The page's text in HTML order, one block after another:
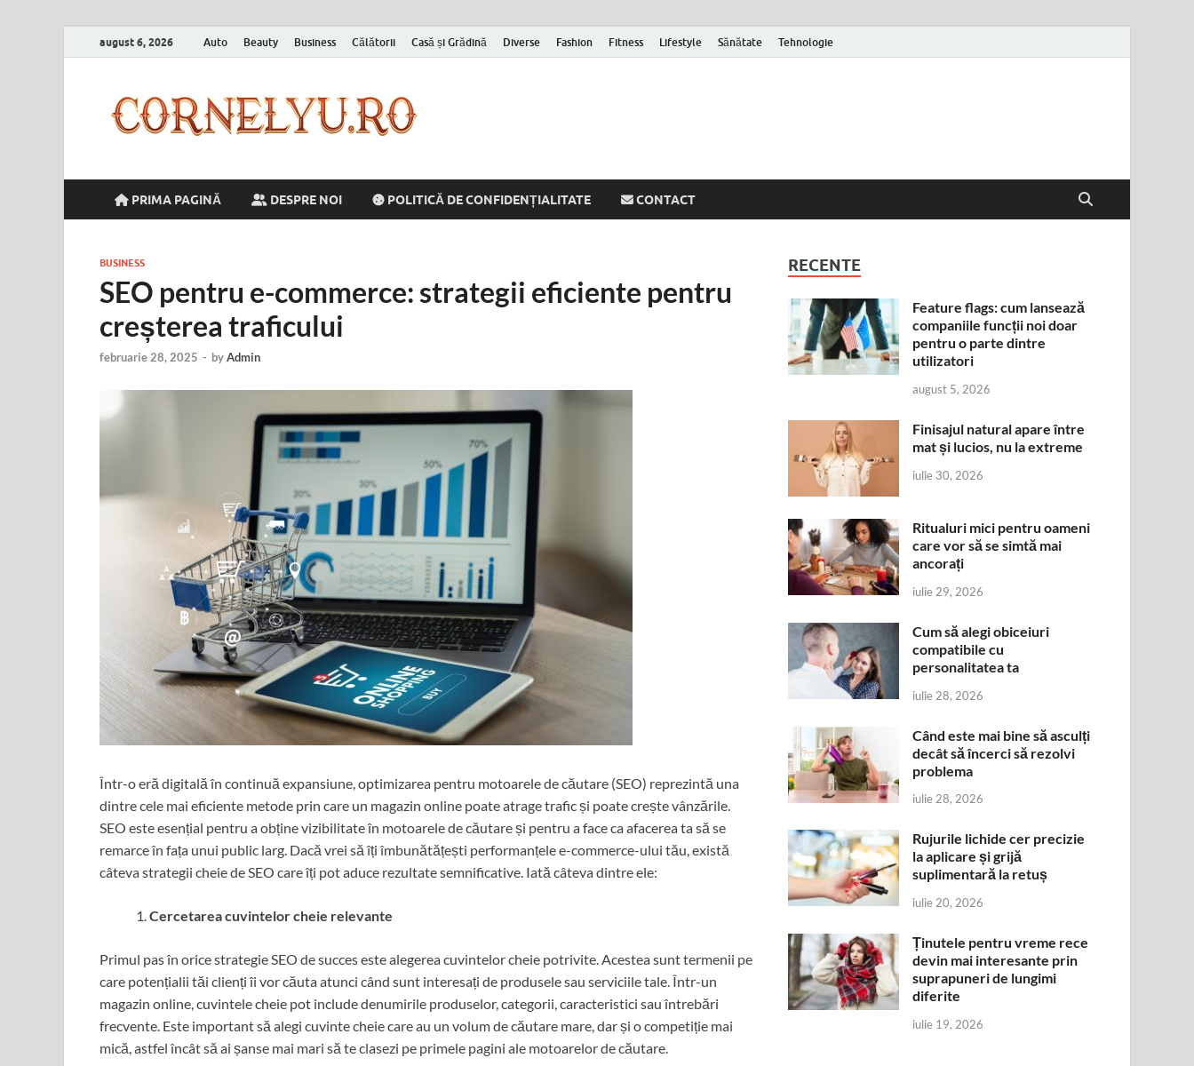
august 6, 2026 Auto Beauty Business Călătorii Casă și Grădină Diverse Fashion Fitness Lifestyle Sănătate Tehnologie
PRIMA PAGINĂ DESPRE NOI POLITICĂ DE CONFIDENȚIALITATE CONTACT
BUSINESS
SEO pentru e-commerce: strategii eficiente pentru
creșterea traficului
februarie 28, 2025 - byAdmin
Într-o eră digitală în continuă expansiune, optimizarea pentru motoarele de căutare (SEO) reprezintă una
dintre cele mai eficiente metode prin care un magazin online poate atrage trafic și poate crește vânzările.
SEO este esențial pentru a obține vizibilitate în motoarele de căutare și pentru a face ca afacerea ta să se
remarce în fața unui public larg. Dacă vrei să îți îmbunătățești performanțele e-commerce-ului tău, există
câteva strategii cheie de SEO care îți pot aduce rezultate semnificative. Iată câteva dintre ele:
Cercetarea cuvintelor cheie relevante
Primul pas în orice strategie SEO de succes este alegerea cuvintelor cheie potrivite. Acestea sunt termenii pe
care potențialii tăi clienți îi vor căuta atunci când sunt interesați de produsele sau serviciile tale. Într-un
magazin online, cuvintele cheie pot include denumirile produselor, categorii, caracteristici sau întrebări
frecvente. Este important să alegi cuvinte cheie care au un volum de căutare mare, dar și o competiție mai
mică, astfel încât să ai șanse mai mari să te clasezi pe primele pagini ale motoarelor de căutare.
RECENTE
Feature flags: cum lansează
companiile funcții noi doar
pentru o parte dintre
utilizatori
august 5, 2026
Finisajul natural apare între
mat și lucios, nu la extreme
iulie 30, 2026
Ritualuri mici pentru oameni
care vor să se simtă mai
ancorați
iulie 29, 2026
Cum să alegi obiceiuri
compatibile cu
personalitatea ta
iulie 28, 2026
Când este mai bine să asculți
decât să încerci să rezolvi
problema
iulie 28, 2026
Rujurile lichide cer precizie
la aplicare și grijă
suplimentară la retuș
iulie 20, 2026
Ținutele pentru vreme rece
devin mai interesante prin
suprapuneri de lungimi
diferite
iulie 19, 2026